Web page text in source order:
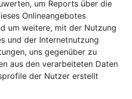
um Reports über die
Onlineangebotes
um weitere, mit der Nutzung
und der Internetnutzung
uns gegenüber zu
aus den verarbeiteten Daten
der Nutzer erstellt